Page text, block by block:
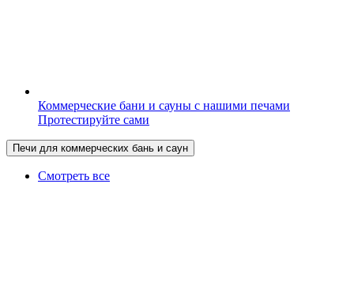
Коммерческие бани и сауны с нашими печами
Протестируйте сами
Печи для коммерческих бань и саун
Смотреть все